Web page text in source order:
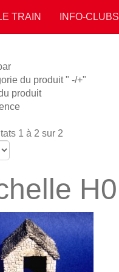
TRAIN INFO-CLUBS
du produit " -/+"
produit
1 à 2 sur 2
H0